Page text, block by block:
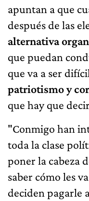
apuntan a que
después de las
alternativa
que puedan
que va a ser
patriotismo y
que hay que
"Conmigo han
toda la clase
poner la cabeza
saber cómo les
deciden pagarle